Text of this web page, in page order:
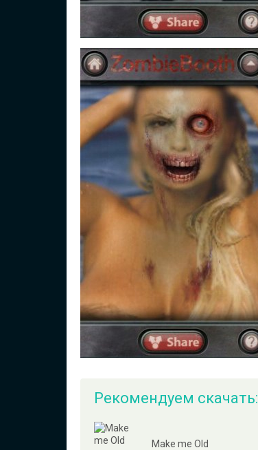
Рекомендуем скачать:
Make me Old